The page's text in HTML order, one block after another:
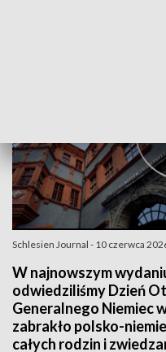
Schlesien Journal - 10 czerwca
W najnowszym
odwiedziliśmy Dzień
Generalnego Niemiec
zabrakło polsko-
całych rodzin i